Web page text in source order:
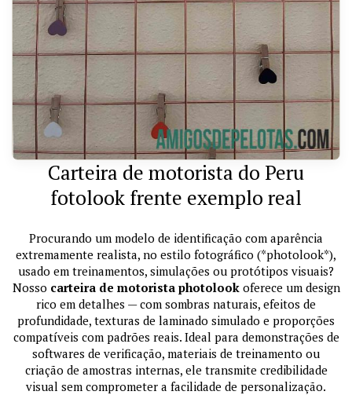
Carteira de motorista do Peru
fotolook frente exemplo real
Procurando um modelo de identificação com aparência
extremamente realista, no estilo fotográfico (*photolook*),
usado em treinamentos, simulações ou protótipos visuais?
Nosso carteira de motorista photolookoferece um design
rico em detalhes — com sombras naturais, efeitos de
profundidade, texturas de laminado simulado e proporções
compatíveis com padrões reais. Ideal para demonstrações de
softwares de verificação, materiais de treinamento ou
criação de amostras internas, ele transmite credibilidade
visual sem comprometer a facilidade de personalização.